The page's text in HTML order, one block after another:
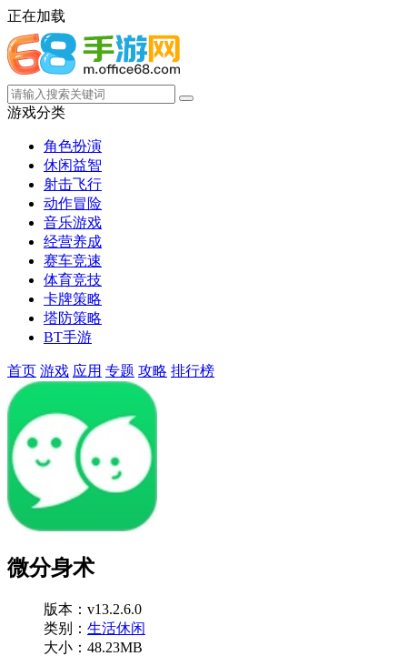
正在加载
游戏分类
角色扮演
休闲益智
射击飞行
动作冒险
音乐游戏
经营养成
赛车竞速
体育竞技
卡牌策略
塔防策略
BT手游
首页 游戏 应用 专题 攻略 排行榜
微分身术
版本：v13.2.6.0
类别： 生活休闲
大小：48.23MB